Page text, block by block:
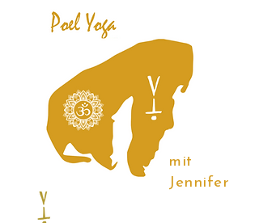
mit
Jennifer